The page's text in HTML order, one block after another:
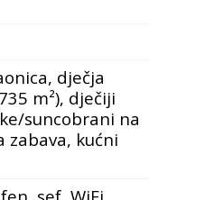
dječja
m²), dječiji
suncobrani na
kućni